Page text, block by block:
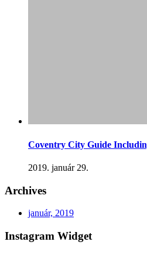
Coventry City Guide
2019. január 29.
Archives
január, 2019
Instagram Widget